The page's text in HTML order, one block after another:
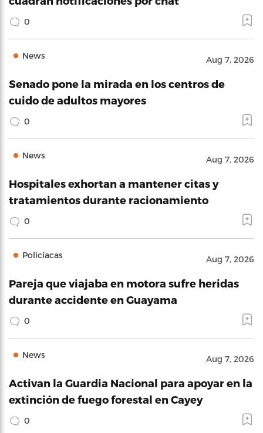
0
News Aug 7, 2026
Senado pone la mirada en los centros de
cuido de adultos mayores
0
News Aug 7, 2026
Hospitales exhortan a mantener citas y
tratamientos durante racionamiento
0
Policíacas Aug 7, 2026
Pareja que viajaba en motora sufre heridas
durante accidente en Guayama
0
News Aug 7, 2026
Activan la Guardia Nacional para apoyar en la
extinción de fuego forestal en Cayey
0